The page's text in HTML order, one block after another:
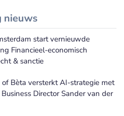
nieuws
Meer Opleiding & training nieuws
start vernieuwde
Financieel-economisch
& sanctie
of Bèta versterkt AI-strategie met
Director Sander van der